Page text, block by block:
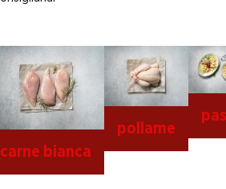
carne bianca
pollame